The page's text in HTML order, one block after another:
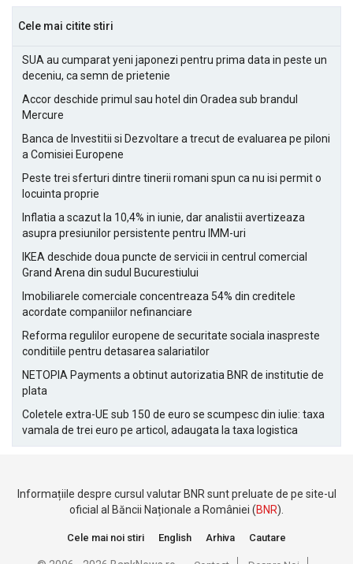
Cele mai citite stiri
SUA au cumparat yeni japonezi pentru prima data in peste un
deceniu, ca semn de prietenie
Accor deschide primul sau hotel din Oradea sub brandul
Mercure
Banca de Investitii si Dezvoltare a trecut de evaluarea pe piloni
a Comisiei Europene
Peste trei sferturi dintre tinerii romani spun ca nu isi permit o
locuinta proprie
Inflatia a scazut la 10,4% in iunie, dar analistii avertizeaza
asupra presiunilor persistente pentru IMM-uri
IKEA deschide doua puncte de servicii in centrul comercial
Grand Arena din sudul Bucurestiului
Imobiliarele comerciale concentreaza 54% din creditele
acordate companiilor nefinanciare
Reforma regulilor europene de securitate sociala inaspreste
conditiile pentru detasarea salariatilor
NETOPIA Payments a obtinut autorizatia BNR de institutie de
plata
Coletele extra-UE sub 150 de euro se scumpesc din iulie: taxa
vamala de trei euro pe articol, adaugata la taxa logistica
Informațiile despre cursul valutar BNR sunt preluate de pe site-ul
oficial al Băncii Naționale a României (BNR).
Cele mai noi stiri English Arhiva Cautare